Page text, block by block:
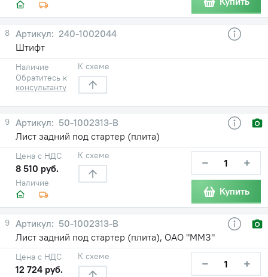
8
240-1002044
Штифт
Наличие
Обратитесь к
консультанту
К схеме
9
50-1002313-В
Лист задний под стартер (плита)
Наличие
Цена с НДС
8 510 руб.
К схеме − +
Купить
9
50-1002313-В
Лист задний под стартер (плита), ОАО "ММЗ"
Цена с НДС
12 724 руб.
К схеме − +